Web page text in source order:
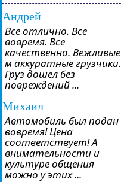
Андрей
Все отлично. Все
вовремя. Все
качественно. Вежливые
м аккуратные грузчики.
Груз дошел без
повреждений ...
Михаил
Автомобиль был подан
вовремя! Цена
соответствует! А
внимательности и
культуре общения
можно у этих ...